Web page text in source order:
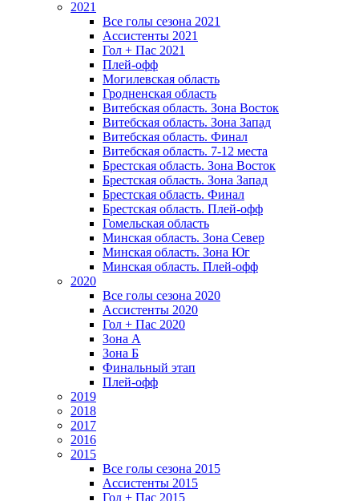
2021
Все голы сезона 2021
Ассистенты 2021
Гол + Пас 2021
Плей-офф
Могилевская область
Гродненская область
Витебская область. Зона Восток
Витебская область. Зона Запад
Витебская область. Финал
Витебская область. 7-12 места
Брестская область. Зона Восток
Брестская область. Зона Запад
Брестская область. Финал
Брестская область. Плей-офф
Гомельская область
Минская область. Зона Север
Минская область. Зона Юг
Минская область. Плей-офф
2020
Все голы сезона 2020
Ассистенты 2020
Гол + Пас 2020
Зона А
Зона Б
Финальный этап
Плей-офф
2019
2018
2017
2016
2015
Все голы сезона 2015
Ассистенты 2015
Гол + Пас 2015